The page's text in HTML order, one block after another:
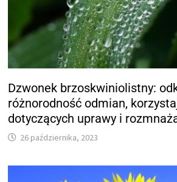
Dzwonek brzoskwiniolistny:
różnorodność odmian,
dotyczących uprawy i
26 października, 2023